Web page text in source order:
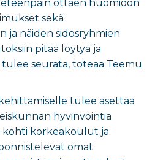
ottaen huomioon
sekä
ja näiden sidosryhmien
pitää löytyä ja
seurata, toteaa Teemu
tulee asettaa
hyvinvointia
kohti korkeakoulut ja
omat